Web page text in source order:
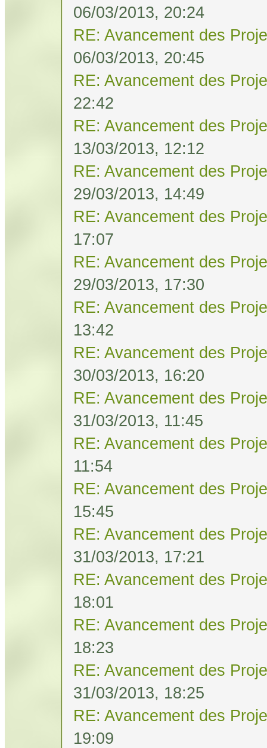
06/03/2013, 20:24
RE: Avancement des
06/03/2013, 20:45
RE: Avancement des
22:42
RE: Avancement des
13/03/2013, 12:12
RE: Avancement des
29/03/2013, 14:49
RE: Avancement des
17:07
RE: Avancement des
29/03/2013, 17:30
RE: Avancement des
13:42
RE: Avancement des
30/03/2013, 16:20
RE: Avancement des
31/03/2013, 11:45
RE: Avancement des
11:54
RE: Avancement des
15:45
RE: Avancement des
31/03/2013, 17:21
RE: Avancement des
18:01
RE: Avancement des
18:23
RE: Avancement des
31/03/2013, 18:25
RE: Avancement des
19:09